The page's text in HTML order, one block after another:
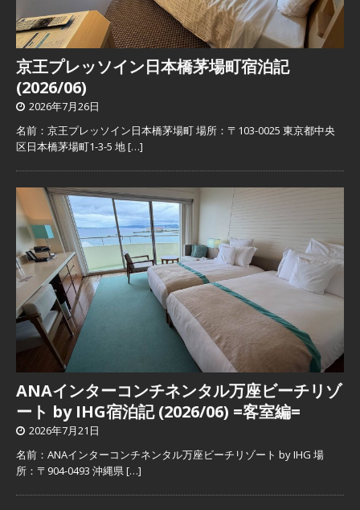
京王プレッソイン日本橋茅場町宿泊記
(2026/06)
2026年7月26日
名前：京王プレッソイン日本橋茅場町 場所：〒103-0025 東京都中央
区日本橋茅場町1-3-5 地[…]
ANAインターコンチネンタル万座ビーチリゾ
ート by IHG宿泊記 (2026/06) =客室編=
2026年7月21日
名前：ANAインターコンチネンタル万座ビーチリゾート by IHG 場
所：〒904-0493 沖縄県[…]